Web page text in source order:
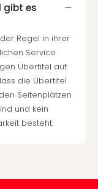
gibt es
Regel in ihrer
Service
Übertitel auf
die Übertitel
Seitenplätzen
und kein
besteht.